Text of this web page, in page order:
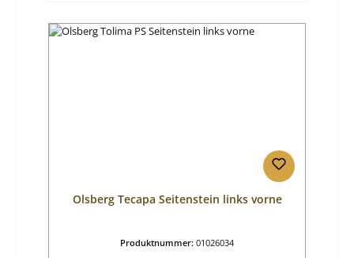
Olsberg Tecapa Seitenstein links vorne
Produktnummer: 01026034